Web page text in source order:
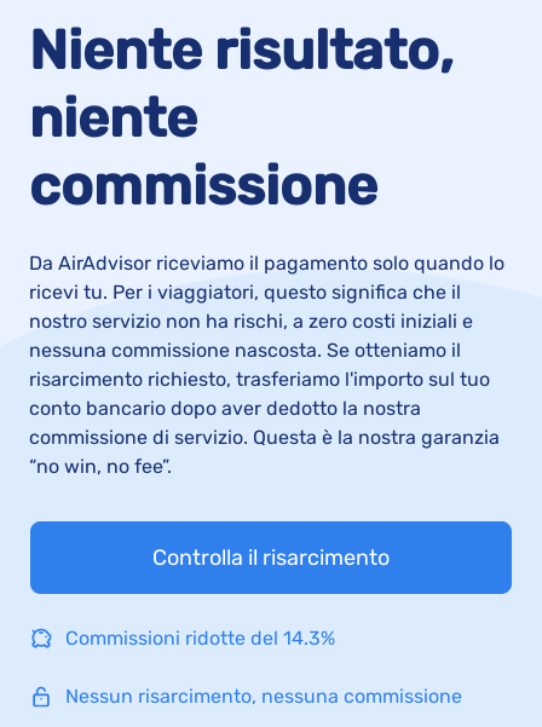
Niente risultato,
niente
commissione
Da AirAdvisor riceviamo il pagamento solo quando lo
ricevi tu. Per i viaggiatori, questo significa che il
nostro servizio non ha rischi, a zero costi iniziali e
nessuna commissione nascosta. Se otteniamo il
risarcimento richiesto, trasferiamo l'importo sul tuo
conto bancario dopo aver dedotto la nostra
commissione di servizio. Questa è la nostra garanzia
“no win, no fee”.
Controlla il risarcimento
Commissioni ridotte del 14.3%
Nessun risarcimento, nessuna commissione